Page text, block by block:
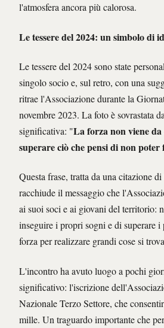
l'atmosfera ancora più calorosa.
Le tessere del 2024: un simbolo di
Le tessere del 2024 sono state
singolo socio e, sul retro, con una
ritrae l'Associazione durante la
novembre 2023. La foto è sovrastata
significativa: "La forza non viene
superare ciò che pensi di non poter
Questa frase, tratta da una citazione
racchiude il messaggio che
ai suoi soci e ai giovani del territorio:
inseguire i propri sogni e di superare
forza per realizzare grandi cose si
L'incontro ha avuto luogo a pochi
significativo: l'iscrizione
Nazionale Terzo Settore, che
mille. Un traguardo importante che